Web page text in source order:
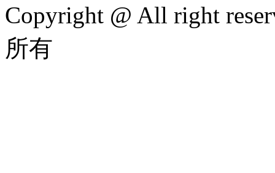
Copyright @ All right
所有